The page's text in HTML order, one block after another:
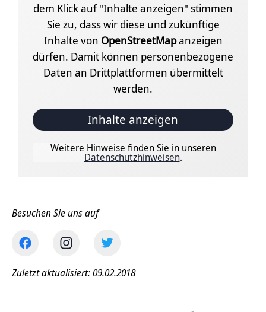
dem Klick auf "Inhalte anzeigen" stimmen
Sie zu, dass wir diese und zukünftige
Inhalte von OpenStreetMapanzeigen
dürfen. Damit können personenbezogene
Daten an Drittplattformen übermittelt
werden.
Inhalte anzeigen
Weitere Hinweise finden Sie in unseren
Datenschutzhinweisen.
Besuchen Sie uns auf
Zuletzt aktualisiert: 09.02.2018